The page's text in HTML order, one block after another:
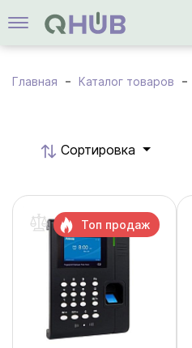
Главная Каталог товаров
Cортировка
Топ продаж